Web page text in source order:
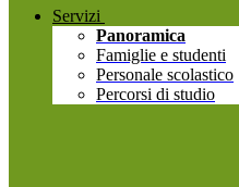
Servizi
Panoramica
Famiglie e studenti
Personale scolastico
Percorsi di studio